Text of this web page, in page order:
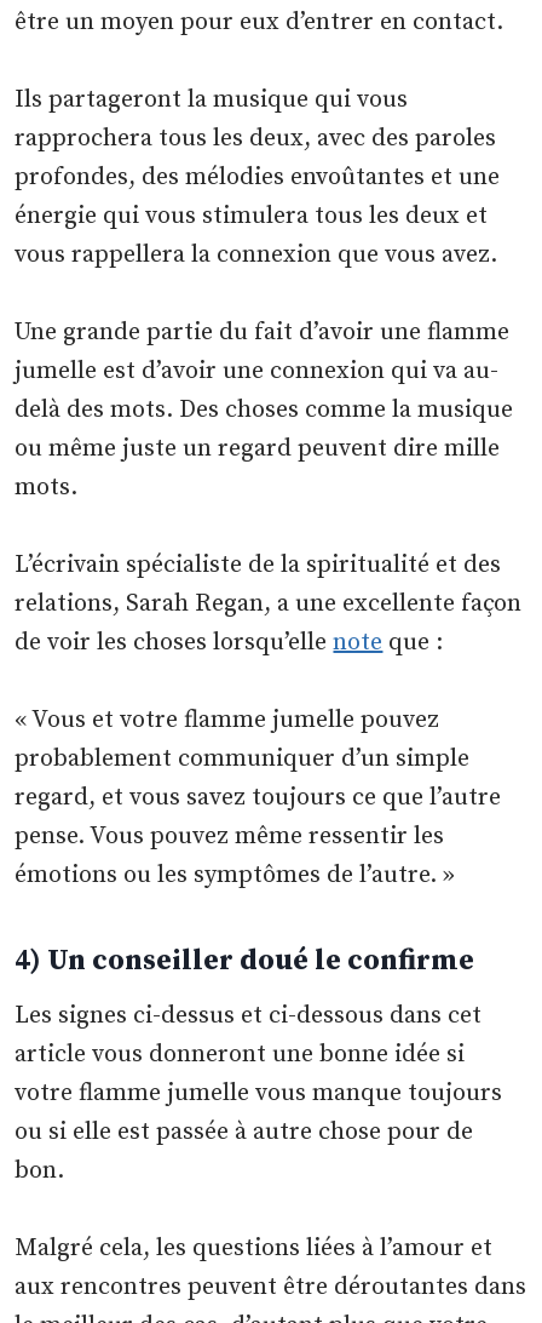
être un moyen pour eux d’entrer en contact.
Ils partageront la musique qui vous
rapprochera tous les deux, avec des paroles
profondes, des mélodies envoûtantes et une
énergie qui vous stimulera tous les deux et
vous rappellera la connexion que vous avez.
Une grande partie du fait d’avoir une flamme
jumelle est d’avoir une connexion qui va au-
delà des mots. Des choses comme la musique
ou même juste un regard peuvent dire mille
mots.
L’écrivain spécialiste de la spiritualité et des
relations, Sarah Regan, a une excellente façon
de voir les choses lorsqu’ellenote que :
« Vous et votre flamme jumelle pouvez
probablement communiquer d’un simple
regard, et vous savez toujours ce que l’autre
pense. Vous pouvez même ressentir les
émotions ou les symptômes de l’autre. »
4) Un conseiller doué le confirme
Les signes ci-dessus et ci-dessous dans cet
article vous donneront une bonne idée si
votre flamme jumelle vous manque toujours
ou si elle est passée à autre chose pour de
bon.
Malgré cela, les questions liées à l’amour et
aux rencontres peuvent être déroutantes dans